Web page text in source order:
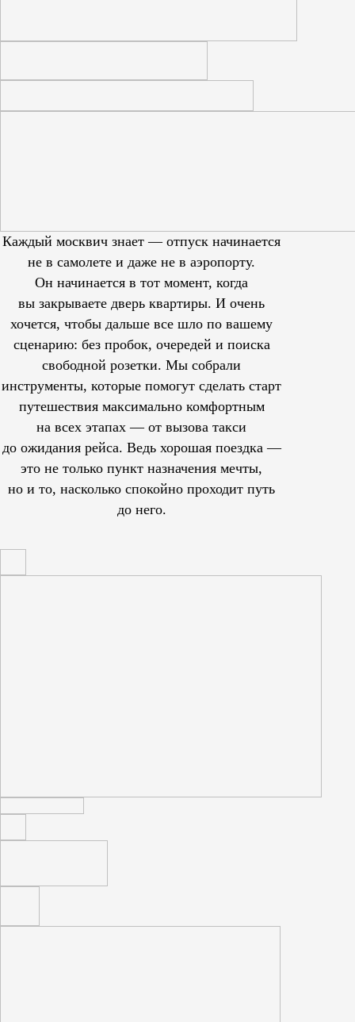
Каждый москвич знает — отпуск начинается
не в самолете и даже не в аэропорту.
Он начинается в тот момент, когда
вы закрываете дверь квартиры. И очень
хочется, чтобы дальше все шло по вашему
сценарию: без пробок, очередей и поиска
свободной розетки. Мы собрали
инструменты, которые помогут сделать старт
путешествия максимально комфортным
на всех этапах — от вызова такси
до ожидания рейса. Ведь хорошая поездка —
это не только пункт назначения мечты,
но и то, насколько спокойно проходит путь
до него.